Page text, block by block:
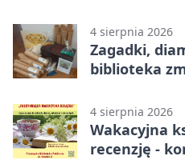
4 sierpnia 2026
Zagadki,
biblioteka
4 sierpnia 2026
Wakacyjna
recenzję -